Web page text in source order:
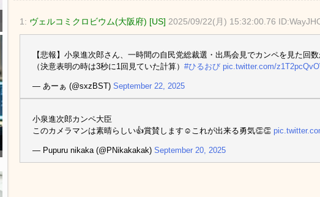
1: ヴェルコミクロビウム(大阪府) [US] 2025/09/22(月) 15:32:00.76
【悲報】小泉進次郎さん、一時間の自民党総裁選・出馬会見でカンペを見た回
（決意表明の時は3秒に1回見ていた計算） #ひるおび pic.twitter.com/
— あーぁ (@sxzBST) September 22, 2025
小泉進次郎カンペ大臣
このカメラマンは素晴らしい👍賞賛します☺️これが出来る勇気👏👏
— Pupuru nikaka (@PNikakakak) September 20, 2025